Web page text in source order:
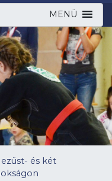
MENÜ
és két